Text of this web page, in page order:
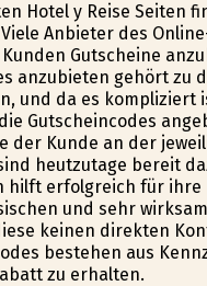
Hotel y Reise Seiten
Anbieter des
Gutscheine
anzubieten gehört
und da es
Gutscheincodes
der Kunde an der
heutzutage bereit
erfolgreich für ihre
und sehr
keinen direkten
bestehen aus
zu erhalten.